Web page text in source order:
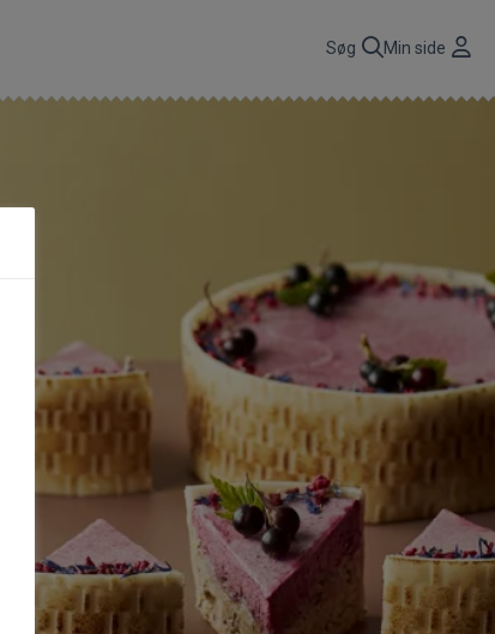
Søg Min side
Gima Catering A/S
Mega House A/S
Waffle Barons